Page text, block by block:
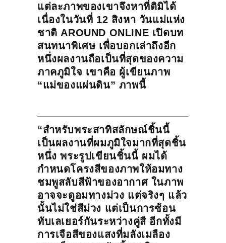
แต่ละภาพของเขาจึงหาที่ติมิได้
เนื่องในวันที่ 12 สิงหา วันแม่แห่ง
ชาติ AROUND ONLINE เปิดบท
สนทนาพิเศษ เพื่อบอกเล่าถึงอีก
หนึ่งผลงานถือเป็นที่สุดของความ
ภาคภูมิใจ เขาคือ ผู้เขียนภาพ
“แม่ของแผ่นดิน” ภาพนี้
“สำหรับพระสาทิสลักษณ์ชิ้นนี้
เป็นผลงานที่ผมภูมิใจมากที่สุดชิ้น
หนึ่ง พระรูปเขียนชิ้นนี้ ผมได้
กำหนดโครงสีของภาพให้อมทาง
ชมพูสลับสีฟ้าของอากาศ ในภาพ
อาจจะดูอมทางม่วง แต่จริงๆ แล้ว
นั้นไม่ใช่สีม่วง แต่เป็นการซ้อน
ทับเลเยอร์กันระหว่างคู่สี อีกทั้งมี
การเจือสีของแสงที่มลังเมลือง